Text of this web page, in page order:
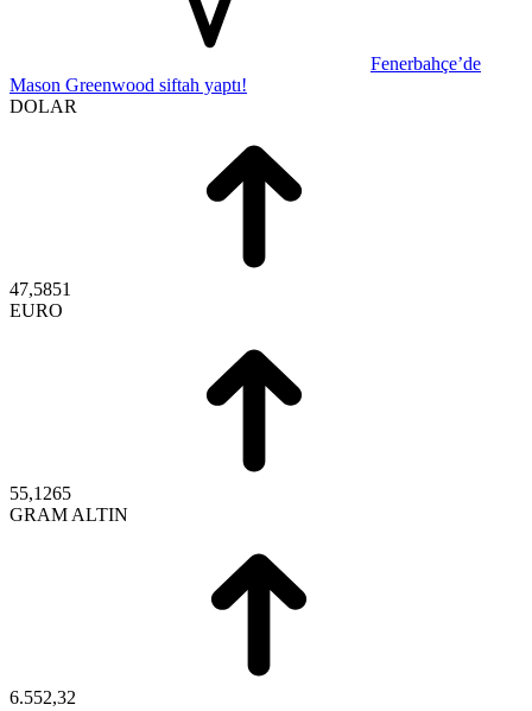
Fenerbahçe’de
Mason Greenwood siftah yaptı!
DOLAR
47,5851
EURO
55,1265
GRAM ALTIN
6.552,32